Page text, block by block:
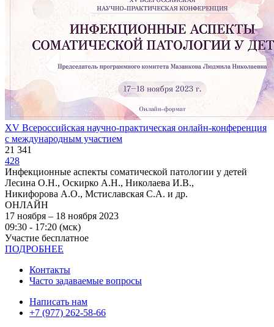
XV Всероссийская научно-практическая онлайн-конференция
с международным участием
21 341
428
Инфекционные аспекты соматической патологии у детей
Лесина О.Н., Оскирко А.Н., Николаева И.В.,
Никифорова А.О., Мстиславская С.А. и др.
ОНЛАЙН
17 ноября – 18 ноября 2023
09:30 - 17:20 (мск)
Участие бесплатное
ПОДРОБНЕЕ
Контакты
Часто задаваемые вопросы
Написать нам
+7 (977) 262-58-66